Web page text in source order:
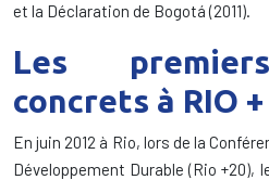
et la Déclaration de Bogotá (2011).
Les
concrets à RIO +
En juin 2012 à Rio, lors de la
Développement Durable (Rio +20),